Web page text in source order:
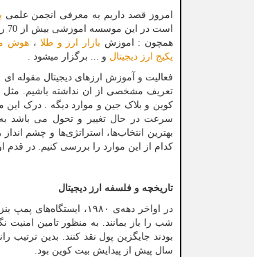
امروز قصد داریم به معرفی انجمن علمی
همچون : اموزش بازار ارز و طلا،هوش
پکیج ارز دیجیتال و ... برگزار میشود .
فعالیت و آموزش ارزهای دیجیتال
تعریف مشخصی از ان نداشته باشیم. مثل
کوین و بلاک جین و موارد دیگه . درک این
سرعت در حال تغییر و تحول می باشد به
بهترین انتخاب‌ها، استراتژی‌ها و چشم
کدام از این موارد را بررسی کنیم. در قدم
تاریخچه و فلسفه ارز دیجیتال
در اواخر دهه‌ی ۱۹۸۰،
شب را باز بمانند. به منظور تامین
سال پیش از پیدایش بیت کوین بود.